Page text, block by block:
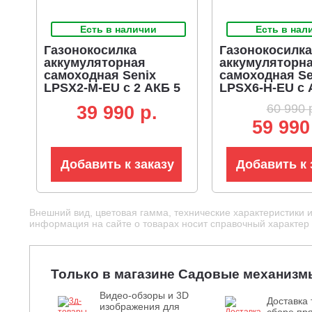
Есть в наличии
Газонокосилка
аккумуляторная
самоходная Senix
LPSX2-M-EU с 2 АКБ 5
2x20В, 43 см, пластик,
мульчирование, 50 л,
39 990 p.
Добавить к заказу
Есть в
Газонокосилка
самоходная
LPSX6-H-EU
см, 1200 Вт,
в 1, 62 л, 27.65
60 990
59
Добавить к
Внешний вид, цветовая гамма, технические
информация на сайте о товарах носит справочный
Только в магазине Садовые
Видео-обзоры и 3D
изображения для
Доставка